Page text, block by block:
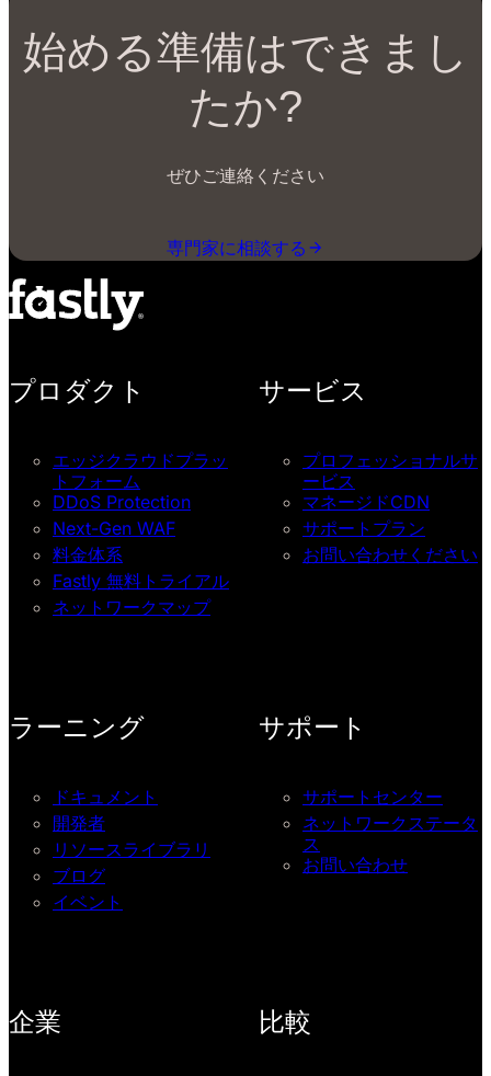
始める準備はできまし
たか?
ぜひご連絡ください
専門家に相談する
プロダクト
エッジクラウドプラッ
トフォーム
DDoS Protection
Next-Gen WAF
料金体系
Fastly 無料トライアル
ネットワークマップ
サービス
プロフェッショナルサ
ービス
マネージドCDN
サポートプラン
お問い合わせください
ラーニング
ドキュメント
開発者
リソースライブラリ
ブログ
イベント
サポート
サポートセンター
ネットワークステータ
ス
お問い合わせ
企業 比較